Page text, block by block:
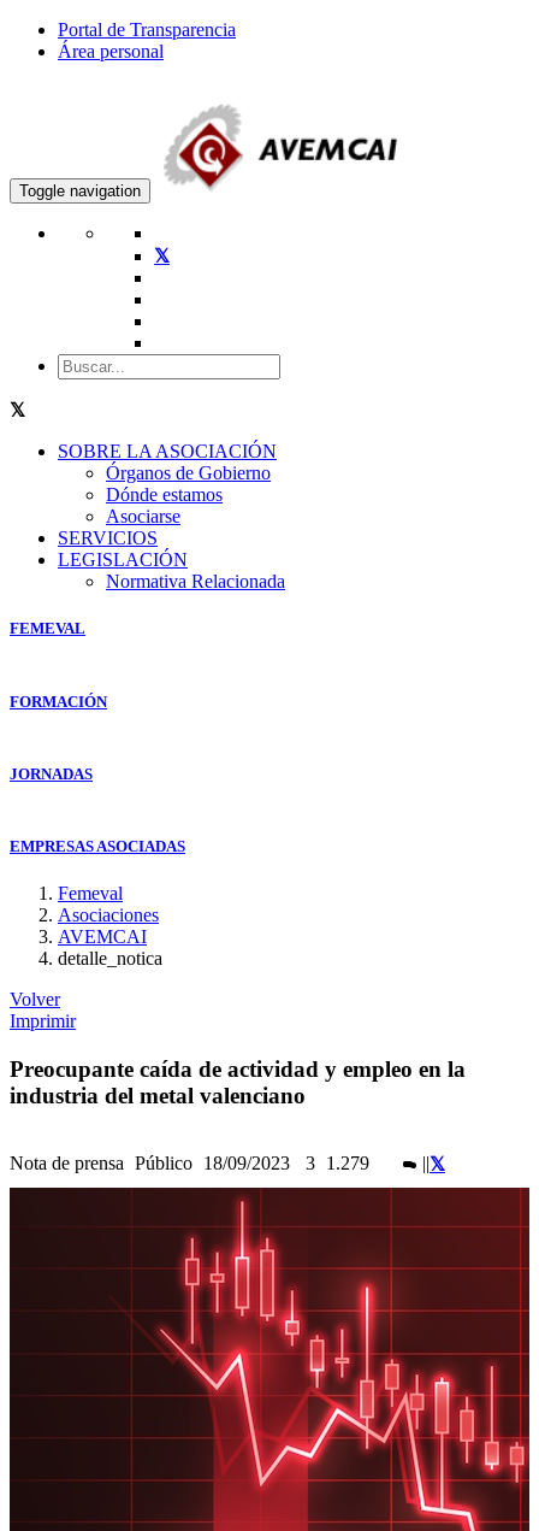
Portal de Transparencia
Área personal
Toggle navigation
SOBRE LA ASOCIACIÓN
Órganos de Gobierno
Dónde estamos
Asociarse
SERVICIOS
LEGISLACIÓN
Normativa Relacionada
FEMEVAL
FORMACIÓN
JORNADAS
EMPRESAS ASOCIADAS
Femeval
Asociaciones
AVEMCAI
detalle_notica
Volver
Imprimir
Preocupante caída de actividad y empleo en la
industria del metal valenciano
Nota de prensa Público 18/09/2023 3 1.279